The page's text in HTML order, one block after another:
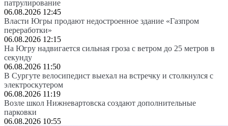
патрулирование
06.08.2026 12:45
Власти Югры продают недостроенное здание «Газпром
переработки»
06.08.2026 12:15
На Югру надвигается сильная гроза с ветром до 25 метров в
секунду
06.08.2026 11:50
В Сургуте велосипедист выехал на встречку и столкнулся с
электроскутером
06.08.2026 11:19
Возле школ Нижневартовска создают дополнительные
парковки
06.08.2026 10:55